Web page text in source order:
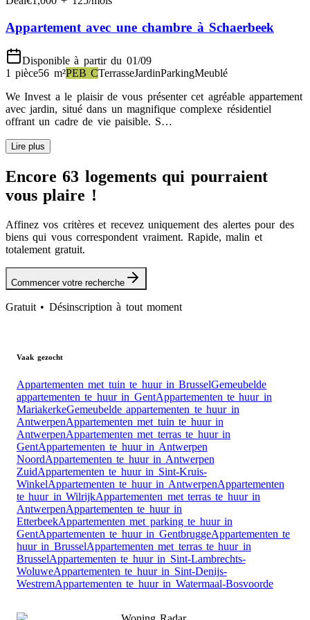
Appartement avec une chambre à Schaerbeek
Disponible à partir du 01/09
1 pièce56 m²PEB CTerrasseJardinParkingMeublé
We Invest a le plaisir de vous présenter cet agréable appartement
avec jardin, situé dans un magnifique complexe résidentiel
offrant un cadre de vie paisible. S…
Lire plus
Encore 63 logements qui pourraient
vous plaire !
Affinez vos critères et recevez uniquement des alertes pour des
biens qui vous correspondent vraiment. Rapide, malin et
totalement gratuit.
Commencer votre recherche
Gratuit • Désinscription à tout moment
Vaak gezocht
Appartementen met tuin te huur in BrusselGemeubelde
appartementen te huur in GentAppartementen te huur in
MariakerkeGemeubelde appartementen te huur in
AntwerpenAppartementen met tuin te huur in
AntwerpenAppartementen met terras te huur in
GentAppartementen te huur in Antwerpen
NoordAppartementen te huur in Antwerpen
ZuidAppartementen te huur in Sint-Kruis-
WinkelAppartementen te huur in AntwerpenAppartementen
te huur in WilrijkAppartementen met terras te huur in
AntwerpenAppartementen te huur in
EtterbeekAppartementen met parking te huur in
GentAppartementen te huur in GentbruggeAppartementen te
huur in BrusselAppartementen met terras te huur in
BrusselAppartementen te huur in Sint-Lambrechts-
WoluweAppartementen te huur in Sint-Denijs-
WestremAppartementen te huur in Watermaal-Bosvoorde